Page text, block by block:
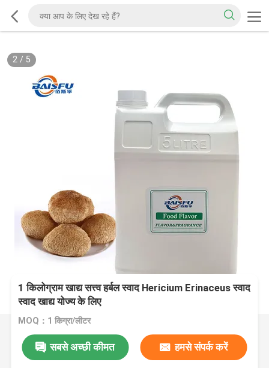
2/ 5
1 किलोग्राम खाद्य सत्त्व हर्बल स्वाद Hericium Erinaceus स्वाद
स्वाद खाद्य योज्य के लिए
MOQ：1 किग्रा/लीटर
सबसे अच्छी कीमत हमसे संपर्क करें